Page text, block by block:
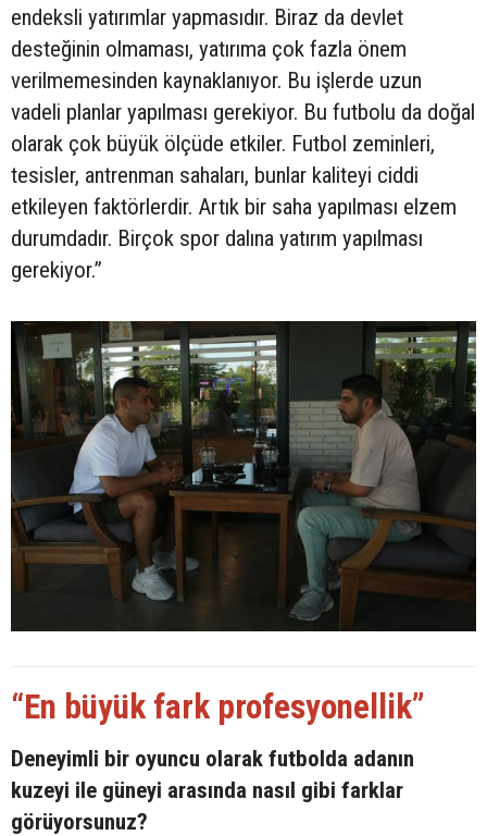
endeksli yatırımlar yapmasıdır. Biraz da devlet
desteğinin olmaması, yatırıma çok fazla önem
verilmemesinden kaynaklanıyor. Bu işlerde uzun
vadeli planlar yapılması gerekiyor. Bu futbolu da doğal
olarak çok büyük ölçüde etkiler. Futbol zeminleri,
tesisler, antrenman sahaları, bunlar kaliteyi ciddi
etkileyen faktörlerdir. Artık bir saha yapılması elzem
durumdadır. Birçok spor dalına yatırım yapılması
gerekiyor.”
“En büyük fark profesyonellik”
Deneyimli bir oyuncu olarak futbolda adanın
kuzeyi ile güneyi arasında nasıl gibi farklar
görüyorsunuz?